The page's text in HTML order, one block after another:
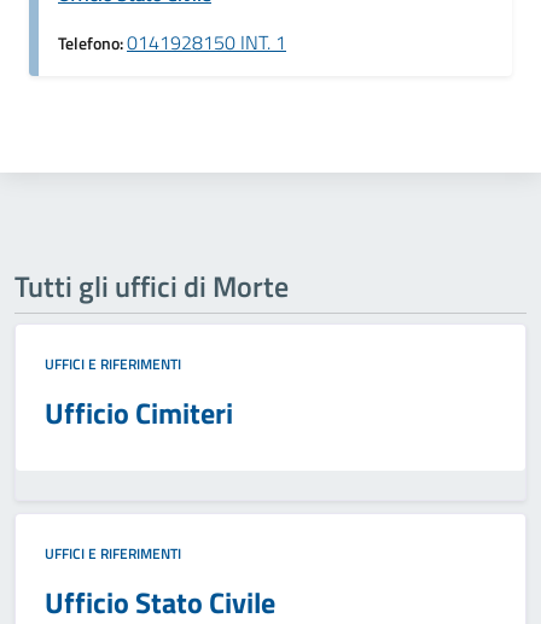
Telefono:0141928150 INT. 1
Tutti gli uffici di Morte
UFFICI E RIFERIMENTI
Ufficio Cimiteri
UFFICI E RIFERIMENTI
Ufficio Stato Civile